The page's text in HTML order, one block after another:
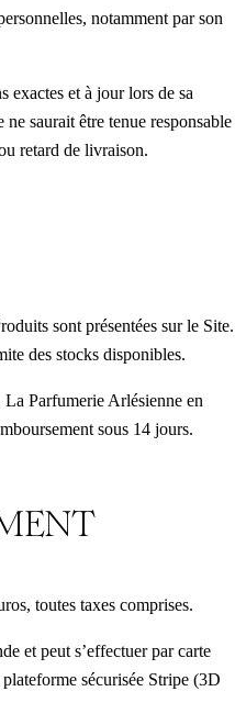
notamment par son
et à jour lors de sa
saurait être tenue responsable
retard de livraison.
sont présentées sur le Site.
des stocks disponibles.
Parfumerie Arlésienne en
sous 14 jours.
toutes taxes comprises.
et peut s’effectuer par carte
sécurisée Stripe (3D